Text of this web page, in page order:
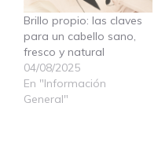
Brillo propio: las claves
para un cabello sano,
fresco y natural
04/08/2025
En "Información
General"